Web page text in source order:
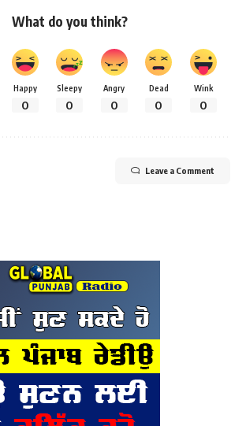
What do you think?
Happy
0
Sleepy
0
Angry
0
Dead
0
Wink
0
Leave a Comment